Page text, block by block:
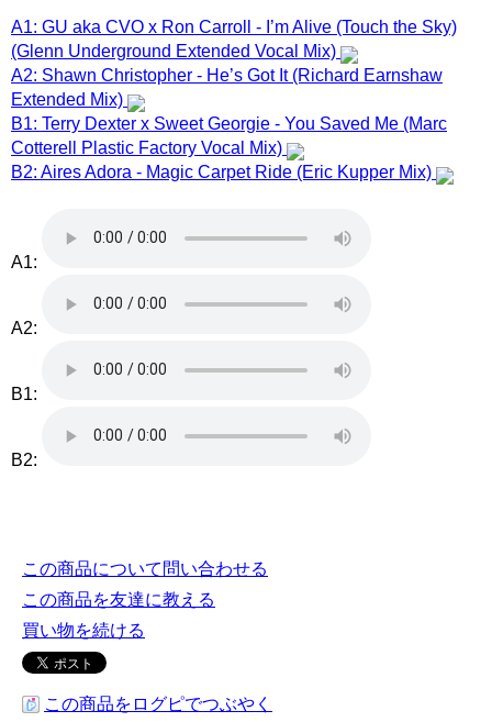
A1: GU aka CVO x Ron Carroll - I’m Alive (Touch the Sky)
(Glenn Underground Extended Vocal Mix)
A2: Shawn Christopher - He’s Got It (Richard Earnshaw
Extended Mix)
B1: Terry Dexter x Sweet Georgie - You Saved Me (Marc
Cotterell Plastic Factory Vocal Mix)
B2: Aires Adora - Magic Carpet Ride (Eric Kupper Mix)
A1:
A2:
B1:
B2:
この商品について問い合わせる
この商品を友達に教える
買い物を続ける
この商品をログピでつぶやく